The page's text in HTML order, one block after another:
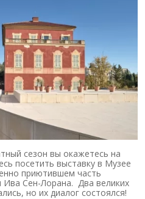
сезон вы окажетесь на
посетить выставку в Музее
приютившем часть
Ива Сен-Лорана. Два великих
но их диалог состоялся!